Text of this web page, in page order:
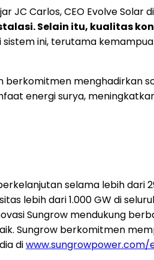
JC Carlos, CEO Evolve Solar
Selain itu, kualitas
ini, terutama
menghadirkan
energi surya,
selama lebih dari
lebih dari 1.000 GW di
Sungrow mendukung
Sungrow berkomitmen
diwww.sungrowpower.com/